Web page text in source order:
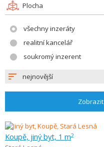
Plocha
všechny inzeráty
realitní kancelář
soukromý inzerent
nejnovější
Zobrazit
Koupě, jiný byt, 1 m2